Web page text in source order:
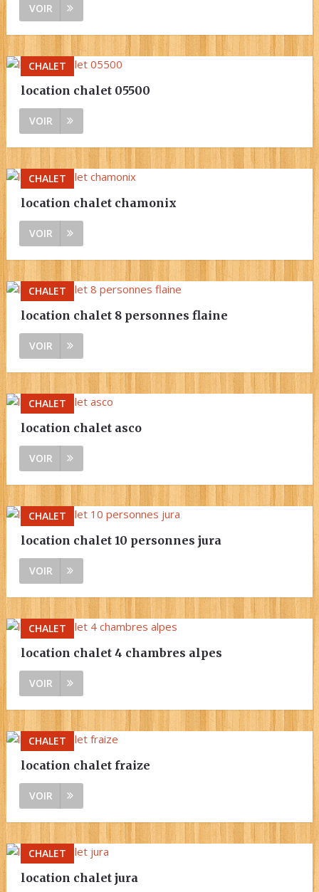
VOIR
CHALET
location chalet 05500
VOIR
CHALET
location chalet chamonix
VOIR
CHALET
location chalet 8 personnes flaine
VOIR
CHALET
location chalet asco
VOIR
CHALET
location chalet 10 personnes jura
VOIR
CHALET
location chalet 4 chambres alpes
VOIR
CHALET
location chalet fraize
VOIR
CHALET
location chalet jura